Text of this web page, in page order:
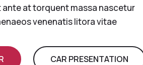
at torquent massa nascetur
venenatis litora vitae
CAR PRESENTATION